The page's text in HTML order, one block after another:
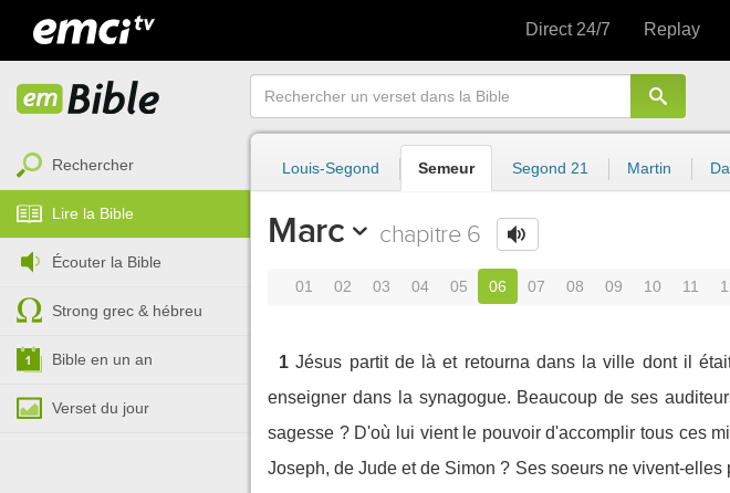
Direct 24/7 Replay
Rechercher
Lire la Bible
Écouter la Bible
Strong grec & hébreu
Bible en un an
Verset du jour
Louis-Segond Semeur Segond 21 Martin
Marc chapitre 6
01 02 03 04 05 06 07 08 09 10 11
1 Jésus partit de là et retourna dans la ville dont il
enseigner dans la synagogue. Beaucoup de ses
sagesse ? D'où lui vient le pouvoir d'accomplir tous ces
Joseph, de Jude et de Simon ? Ses soeurs ne vivent-